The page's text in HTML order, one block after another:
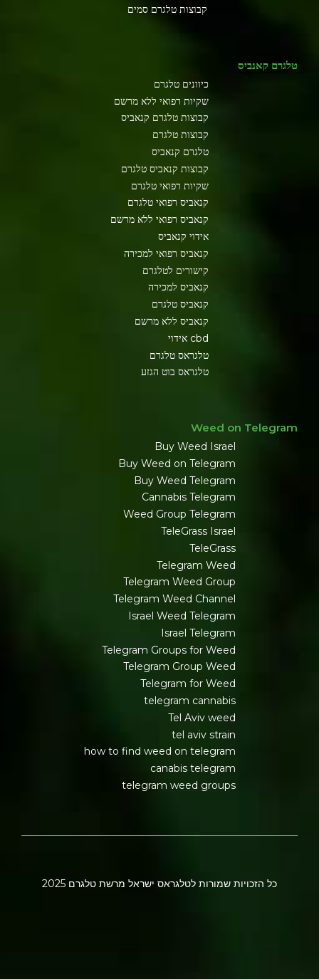
קבוצות טלגרם סמים
טלגרם קאנביס
כיוונים טלגרם
שקיות רפואי ללא מרשם
קבוצות טלגרם קנאביס
קבוצות טלגרם
טלגרם קנאביס
קבוצות קנאביס טלגרם
שקיות רפואי טלגרם
קנאביס רפואי טלגרם
קנאביס רפואי ללא מרשם
אידוי קנאביס
קנאביס רפואי למכירה
קישורים לטלגרם
קנאביס למכירה
קנאביס טלגרם
קנאביס ללא מרשם
cbd אידוי
טלגראס טלגרם
טלגראס בוט הגזע
Weed on Telegram
Buy Weed Israel
Buy Weed on Telegram
Buy Weed Telegram
Cannabis Telegram
Weed Group Telegram
TeleGrass Israel
TeleGrass
Telegram Weed
Telegram Weed Group
Telegram Weed Channel
Israel Weed Telegram
Israel Telegram
Telegram Groups for Weed
Telegram Group Weed
Telegram for Weed
telegram cannabis
Tel Aviv weed
tel aviv strain
how to find weed on telegram
canabis telegram
telegram weed groups
כל הזכויות שמורות לטלגראס ישראל מרשת טלגרם 2025